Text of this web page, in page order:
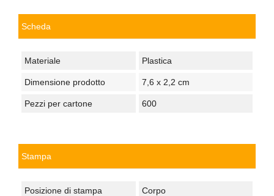
Scheda
Materiale Plastica
Dimensione prodotto 7,6 x 2,2 cm
Pezzi per cartone 600
Stampa
Posizione di stampa Corpo